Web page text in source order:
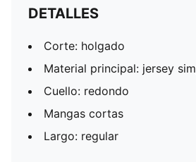
DETALLES
Corte: holgado
Material principal: jersey
Cuello: redondo
Mangas cortas
Largo: regular